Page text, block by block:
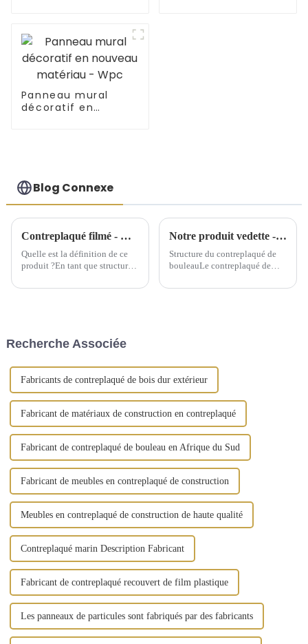
Panneau mural
décoratif en
Blog Connexe
Contreplaqué filmé - Quel est ce produit ?
Quelle est la définition de ce
produit ?En tant que structure
contreplaqué filmé offre une
comme un...
Notre produit vedette - Contreplaqué de bouleau
Structure du contreplaqué de
bouleauLe contreplaqué de
plusieurs couches de placage
Recherche Associée
Fabricants de contreplaqué de bois dur extérieur
Fabricant de matériaux de construction en contreplaqué
Fabricant de contreplaqué de bouleau en Afrique du Sud
Fabricant de meubles en contreplaqué de construction
Meubles en contreplaqué de construction de haute qualité
Contreplaqué marin Description Fabricant
Fabricant de contreplaqué recouvert de film plastique
Les panneaux de particules sont fabriqués par des fabricants